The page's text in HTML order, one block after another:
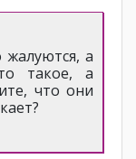
а
такое, а
что они